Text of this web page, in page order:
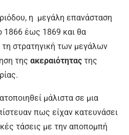
η μεγάλη επανάσταση
1866 έως 1869 και θα
στρατηγική των μεγάλων
της ακεραιότητας της
μάλιστα σε μια
πως είχαν κατευνάσει
τάσεις με την αποπομπή